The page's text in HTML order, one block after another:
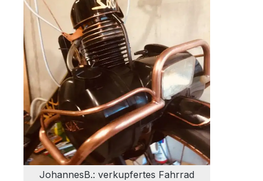
JohannesB.: verkupfertes Fahrrad